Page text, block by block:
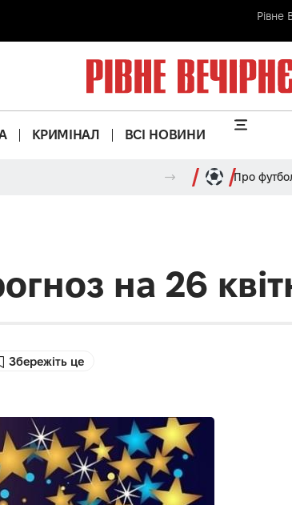
Рівне
КРИМІНАЛ ВСІ НОВИНИ
Про
на 26